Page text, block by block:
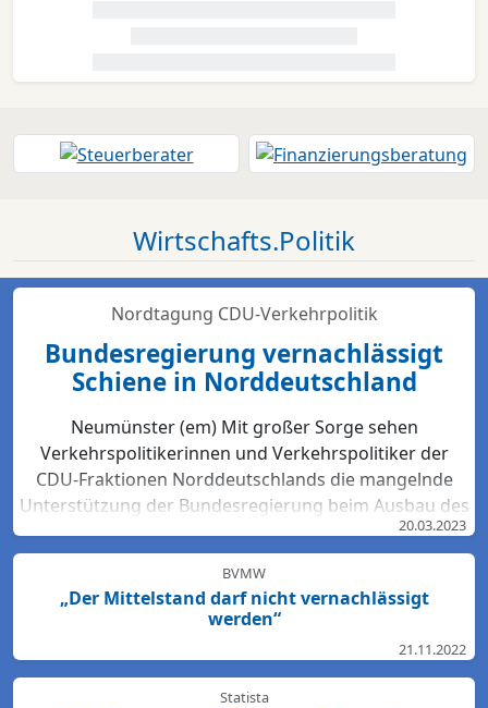
Wirtschafts.Politik
Nordtagung CDU-Verkehrpolitik
Bundesregierung vernachlässigt
Schiene in Norddeutschland
Neumünster (em) Mit großer Sorge sehen
Verkehrspolitikerinnen und Verkehrspolitiker der
CDU-Fraktionen Norddeutschlands die mangelnde
Unterstützung der Bundesregierung beim Ausbau des
Bahn-Netzes. Hartmut Bodeit, mobilitätspolitischer
Sprecher der bremischen CDUBürgerschaftsfraktion,
betont: „Die neuesten Bewertungen der DB Netz AG
lassen keinen Zweifel: Das Schienennetz ist in der
nirgendwo sonst in Deutschland. Für den Start des
Deutschlandtick...
20.03.2023
BVMW
„Der Mittelstand darf nicht vernachlässigt
werden“
21.11.2022
Statista